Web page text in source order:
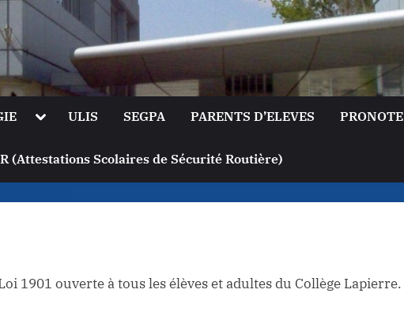
ToggleULIS SEGPA PARENTS D’ELEVES PRONOTE
(Attestations Scolaires de Sécurité Routière)
1901 ouverte à tous les élèves et adultes du Collège Lapierre.